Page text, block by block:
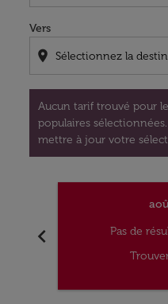
Vers
location_on
Aucun tarif trouvé pour
populaires
mettre à jour votre
chevron_left
Pas de